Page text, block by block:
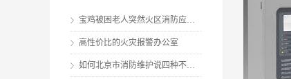
宝鸡被困老人突然火区消防应急救援
高性价比的火灾报警办公室
如何北京市消防维护说四种不要做伤害